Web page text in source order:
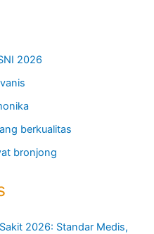
2026
berkualitas
bronjong
2026: Standar Medis,